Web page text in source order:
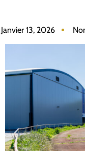
Janvier 13, 2026